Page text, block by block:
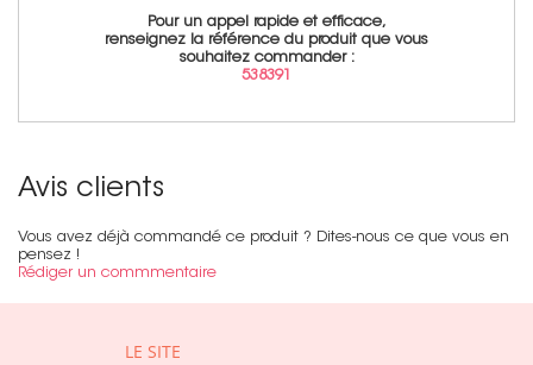
Pour un appel rapide et efficace,
renseignez la référence du produit que vous
souhaitez commander :
538391
Avis clients
Vous avez déjà commandé ce produit ? Dites-nous ce que vous en
pensez !
Rédiger un commmentaire
LE SITE